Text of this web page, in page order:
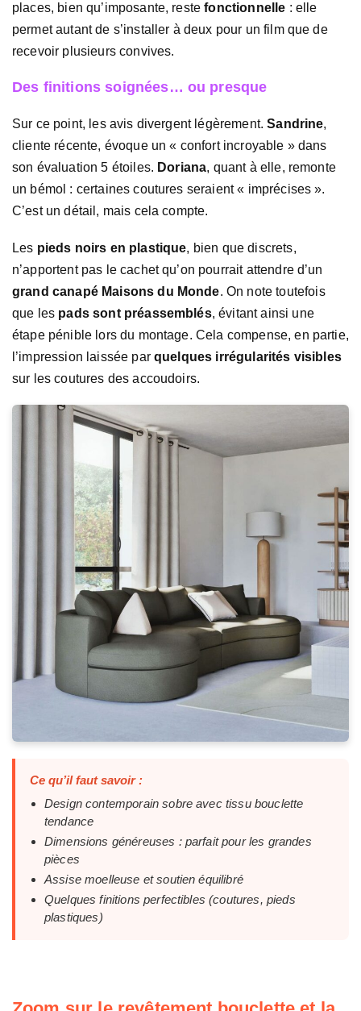
places, bien qu’imposante, restefonctionnelle : elle
permet autant de s’installer à deux pour un film que de
recevoir plusieurs convives.
Des finitions soignées… ou presque
Sur ce point, les avis divergent légèrement.Sandrine,
cliente récente, évoque un « confort incroyable » dans
son évaluation 5 étoiles. Doriana, quant à elle, remonte
un bémol : certaines coutures seraient « imprécises ».
C’est un détail, mais cela compte.
Les pieds noirs en plastique, bien que discrets,
n’apportent pas le cachet qu’on pourrait attendre d’un
grand canapé Maisons du Monde. On note toutefois
que les pads sont préassemblés, évitant ainsi une
étape pénible lors du montage. Cela compense, en partie,
l’impression laissée parquelques irrégularités visibles
sur les coutures des accoudoirs.
Ce qu’il faut savoir :
Design contemporain sobre avec tissu bouclette
tendance
Dimensions généreuses : parfait pour les grandes
pièces
Assise moelleuse et soutien équilibré
Quelques finitions perfectibles (coutures, pieds
plastiques)